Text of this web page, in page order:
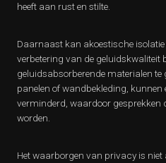
heeft aan rust en stilte.
Daarnaast kan akoestische
verbetering van de geluidskwaliteit
geluidsabsorberende materialen te
panelen of wandbekleding, kunnen
verminderd, waardoor gesprekken
worden.
Het waarborgen van privacy is niet